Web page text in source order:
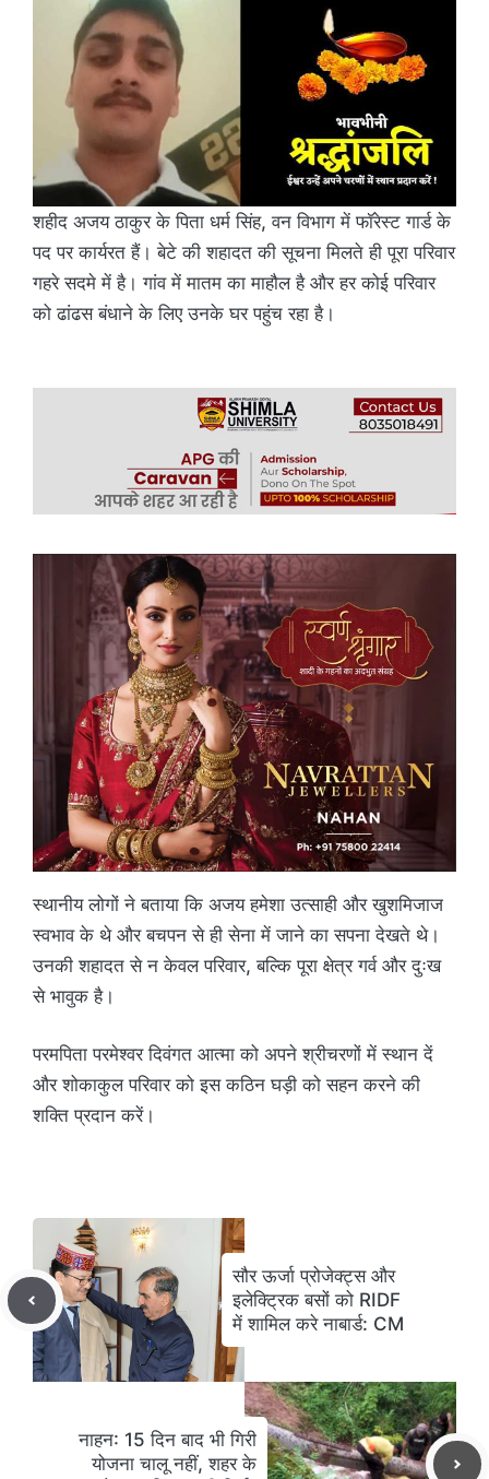
शहीद अजय ठाकुर के पिता धर्म सिंह, वन विभाग में फॉरेस्ट गार्ड के
पद पर कार्यरत हैं। बेटे की शहादत की सूचना मिलते ही पूरा परिवार
गहरे सदमे में है। गांव में मातम का माहौल है और हर कोई परिवार
को ढांढस बंधाने के लिए उनके घर पहुंच रहा है।
स्थानीय लोगों ने बताया कि अजय हमेशा उत्साही और खुशमिजाज
स्वभाव के थे और बचपन से ही सेना में जाने का सपना देखते थे।
उनकी शहादत से न केवल परिवार, बल्कि पूरा क्षेत्र गर्व और दुःख
से भावुक है।
परमपिता परमेश्वर दिवंगत आत्मा को अपने श्रीचरणों में स्थान दें
और शोकाकुल परिवार को इस कठिन घड़ी को सहन करने की
शक्ति प्रदान करें।
सौर ऊर्जा प्रोजेक्ट्स और
इलेक्ट्रिक बसों को RIDF
में शामिल करे नाबार्ड: CM
नाहन: 15 दिन बाद भी गिरी
योजना चालू नहीं, शहर के